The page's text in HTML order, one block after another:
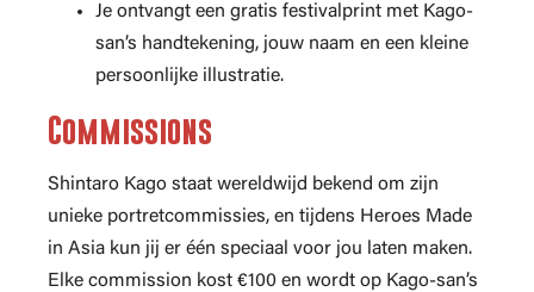
Je ontvangt een gratis festivalprint met Kago-
san’s handtekening, jouw naam en een kleine
persoonlijke illustratie.
Commissions
Shintaro Kago staat wereldwijd bekend om zijn
unieke portretcommissies, en tijdens Heroes Made
in Asia kun jij er één speciaal voor jou laten maken.
Elke commission kost €100 en wordt op Kago-san’s